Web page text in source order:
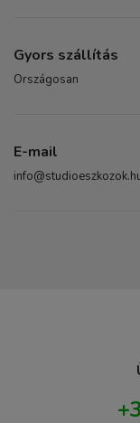
Gyors szállítás
Országosan
E-mail